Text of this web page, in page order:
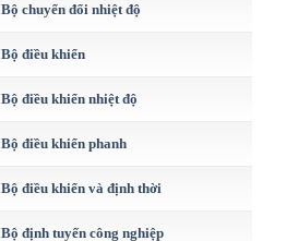
Bộ chuyển đổi nhiệt độ
Bộ điều khiển
Bộ điều khiển nhiệt độ
Bộ điều khiển phanh
Bộ điều khiển và định thời
Bộ định tuyến công nghiệp